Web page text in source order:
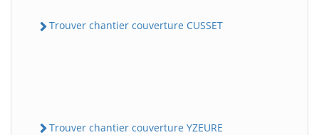
Trouver chantier couverture CUSSET
Trouver chantier couverture YZEURE